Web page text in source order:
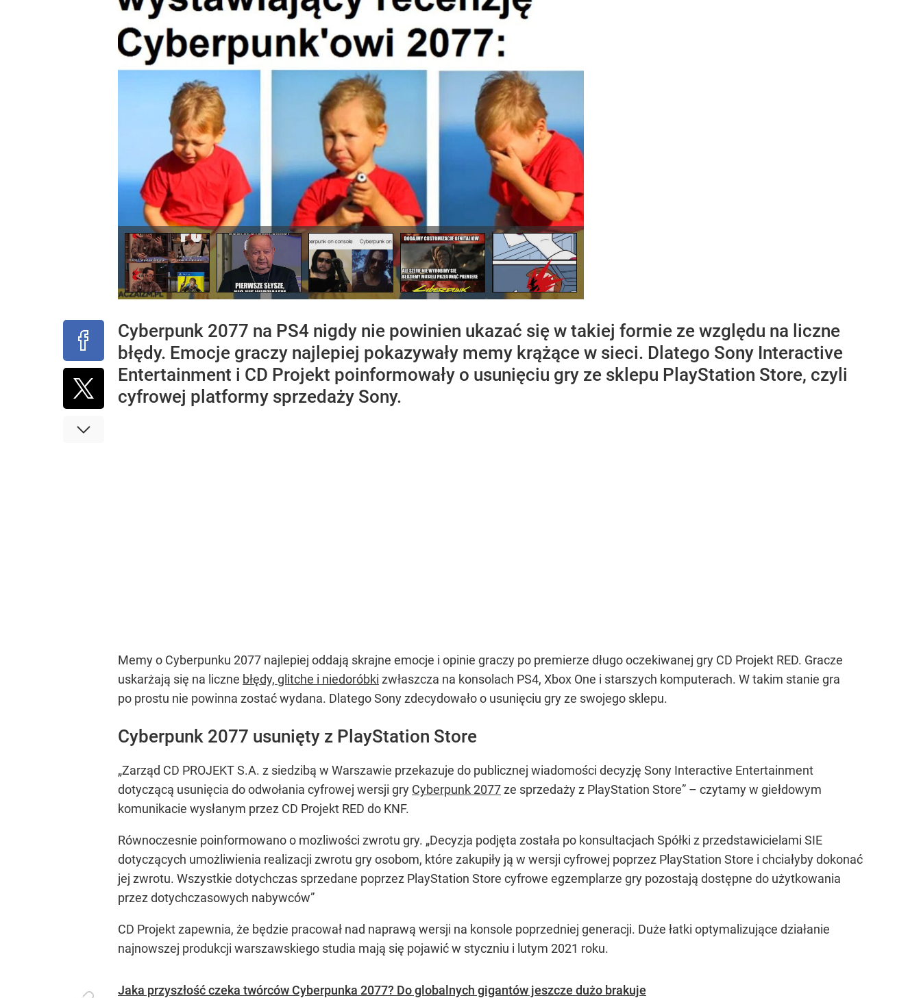
Cyberpunk 2077 na PS4 nigdy nie powinien ukazać się w takiej formie ze względu na liczne
błędy. Emocje graczy najlepiej pokazywały memy krążące w sieci. Dlatego Sony Interactive
Entertainment i CD Projekt poinformowały o usunięciu gry ze sklepu PlayStation Store, czyli
cyfrowej platformy sprzedaży Sony.
Memy o Cyberpunku 2077 najlepiej oddają skrajne emocje i opinie graczy po premierze długo oczekiwanej gry CD Projekt RED. Gracze
uskarżają się na liczne błędy, glitche i niedoróbki zwłaszcza na konsolach PS4, Xbox One i starszych komputerach. W takim stanie gra
po prostu nie powinna zostać wydana. Dlatego Sony zdecydowało o usunięciu gry ze swojego sklepu.
Cyberpunk 2077 usunięty z PlayStation Store
„Zarząd CD PROJEKT S.A. z siedzibą w Warszawie przekazuje do publicznej wiadomości decyzję Sony Interactive Entertainment
dotyczącą usunięcia do odwołania cyfrowej wersji gry Cyberpunk 2077ze sprzedaży z PlayStation Store” – czytamy w giełdowym
komunikacie wysłanym przez CD Projekt RED do KNF.
Równoczesnie poinformowano o mozliwości zwrotu gry. „Decyzja podjęta została po konsultacjach Spółki z przedstawicielami SIE
dotyczących umożliwienia realizacji zwrotu gry osobom, które zakupiły ją w wersji cyfrowej poprzez PlayStation Store i chciałyby dokonać
jej zwrotu. Wszystkie dotychczas sprzedane poprzez PlayStation Store cyfrowe egzemplarze gry pozostają dostępne do użytkowania
przez dotychczasowych nabywców”
CD Projekt zapewnia, że będzie pracował nad naprawą wersji na konsole poprzedniej generacji. Duże łatki optymalizujące działanie
najnowszej produkcji warszawskiego studia mają się pojawić w styczniu i lutym 2021 roku.
Jaka przyszłość czeka twórców Cyberpunka 2077? Do globalnych gigantów jeszcze dużo brakuje